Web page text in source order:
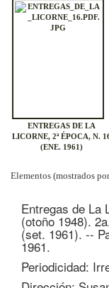
ENTREGAS DE LA
LICORNE, 2ª ÉPOCA, N.
(ENE. 1961)
Elementos (mostrados
Entregas de La
(otoño 1948).
(set. 1961). --
1961.
Periodicidad: